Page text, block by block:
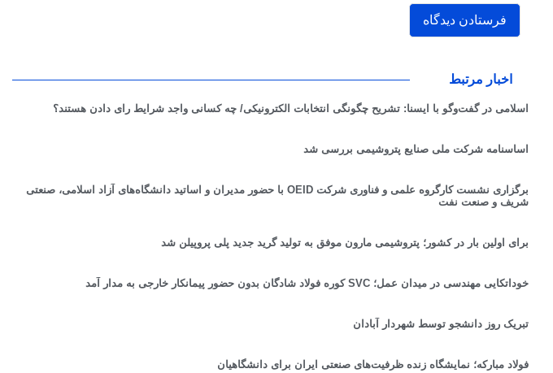
اخبار مرتبط
اسلامی در گفت‌وگو با ایسنا: تشریح چگونگی انتخابات الکترونیکی/ چه کسانی واجد شرایط رای دادن هستند؟
اساسنامه شرکت ملی صنایع پتروشیمی بررسی شد
برگزاری نشست کارگروه علمی و فناوری شرکت OEID با حضور مدیران و اساتید دانشگاه‌های آزاد اسلامی، صنعتی
شریف و صنعت نفت
برای اولین بار در کشور؛ پتروشیمی مارون موفق به تولید گرید جدید پلی پروپیلن شد
خوداتکایی مهندسی در میدان عمل؛ SVC کوره فولاد شادگان بدون حضور پیمانکار خارجی به مدار آمد
تبریک روز دانشجو توسط شهردار آبادان
فولاد مبارکه؛ نمایشگاه زنده ظرفیت‌های صنعتی ایران برای دانشگاهیان